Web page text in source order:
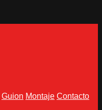
Guion Montaje Contacto